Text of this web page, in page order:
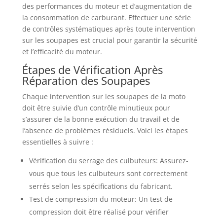
des performances du moteur et d’augmentation de
la consommation de carburant. Effectuer une série
de contrôles systématiques après toute intervention
sur les soupapes est crucial pour garantir la sécurité
et l’efficacité du moteur.
Étapes de Vérification Après
Réparation des Soupapes
Chaque intervention sur les soupapes de la moto
doit être suivie d’un contrôle minutieux pour
s’assurer de la bonne exécution du travail et de
l’absence de problèmes résiduels. Voici les étapes
essentielles à suivre :
Vérification du serrage des culbuteurs: Assurez-
vous que tous les culbuteurs sont correctement
serrés selon les spécifications du fabricant.
Test de compression du moteur: Un test de
compression doit être réalisé pour vérifier